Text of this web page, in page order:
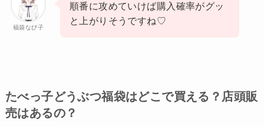
福袋なび子
順番に攻めていけば購入確率がグッ
と上がりそうですね♡
たべっ子どうぶつ福袋はどこで買える？店頭販
売はあるの？